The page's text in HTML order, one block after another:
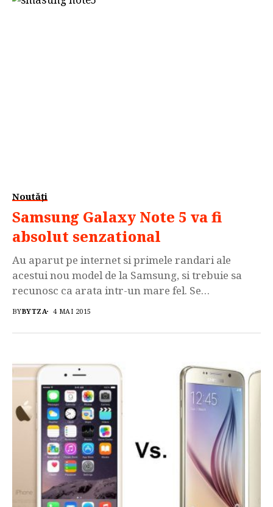
Noutăți
Samsung Galaxy Note 5 va fi
absolut senzational
Au aparut pe internet si primele randari ale
acestui nou model de la Samsung, si trebuie sa
recunosc ca arata intr-un mare fel. Se
preconizeaza ca noul amiral Samsung va avea
precum Galaxy S6. Galaxy Note 5 va fi primul
BYBYTZA 4 MAI 2015